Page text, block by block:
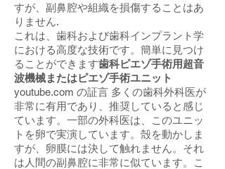
すが、副鼻腔や組織を損傷することはあ
りません.
これは、歯科および歯科インプラント学
における高度な技術です。簡単に見つけ
ることができます歯科ピエゾ手術用超音
波機械またはピエゾ手術ユニット
youtube.com の証言 多くの歯科外科医が
非常に有用であり、推奨していると感じ
ています。一部の外科医は、このユニッ
トを卵で実演しています。殻を動かしま
すが、卵膜には決して触れません。それ
は人間の副鼻腔に非常に似ています。こ